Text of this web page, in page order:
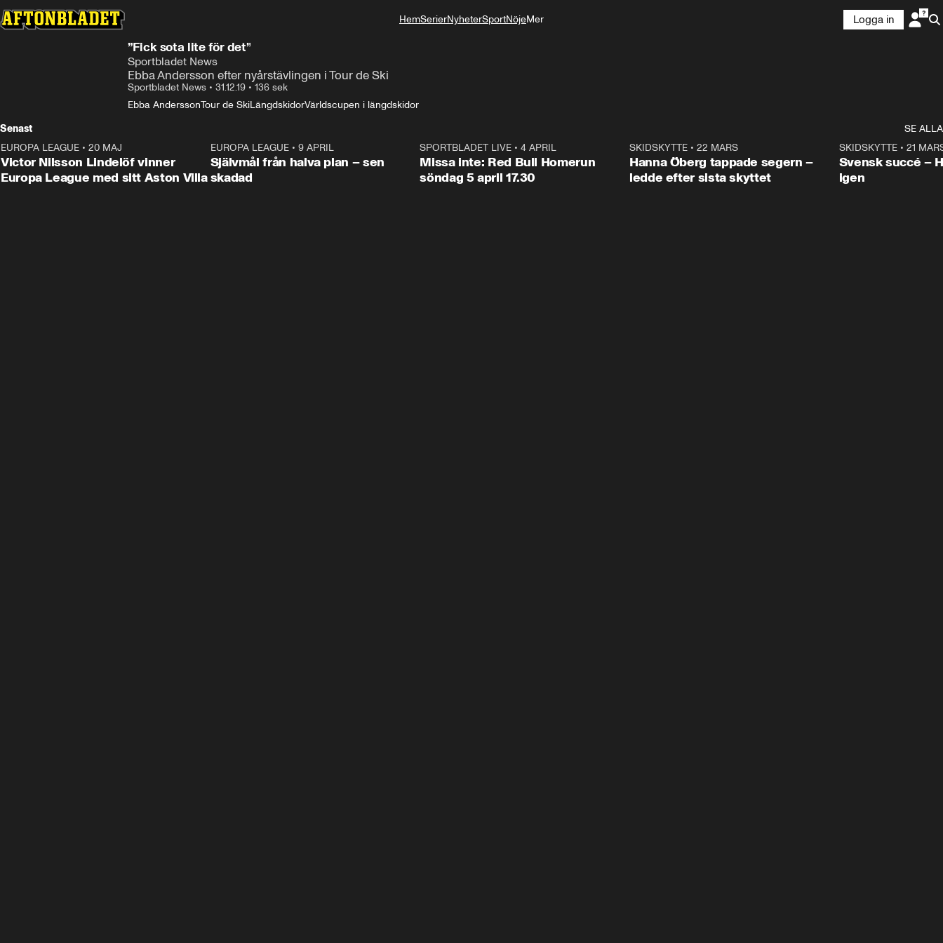
HemSerierNyheterSportNöjeMer
Logga in
”Fick sota lite för det”
Sportbladet News
Ebba Andersson efter nyårstävlingen i Tour de Ski
Sportbladet News • 31.12.19 • 136 sek
Ebba AnderssonTour de SkiLängdskidorVärldscupen i längdskidor
Senast
SE ALLA
EUROPA LEAGUE • 20 MAJ
Victor Nilsson Lindelöf vinner
Europa League med sitt Aston Villa
1:03
EUROPA LEAGUE• 9 APRIL
Självmål från halva plan – sen
skadad
SPORTBLADET LIVE •4 APRIL
Missa inte: Red Bull Homerun
söndag 5 april 17.30
SKIDSKYTTE• 22 MARS
Hanna Öberg tappade segern –
ledde efter sista skyttet
SKIDSKYTTE• 21
Svensk succé –
igen